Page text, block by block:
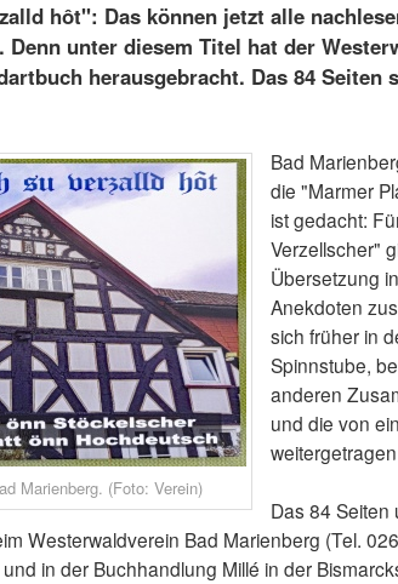
hôt": Das können jetzt alle
Denn unter diesem Titel hat der
herausgebracht. Das 84
Marienberg. (Foto: Verein)
Bad
die "Marmer
ist gedacht:
Verzellscher"
Übersetzung
Anekdoten
sich früher in
Spinnstube,
anderen
und die von
Das 84 Seiten
Westerwaldverein Bad Marienberg (Tel.
in der Buchhandlung Millé in der